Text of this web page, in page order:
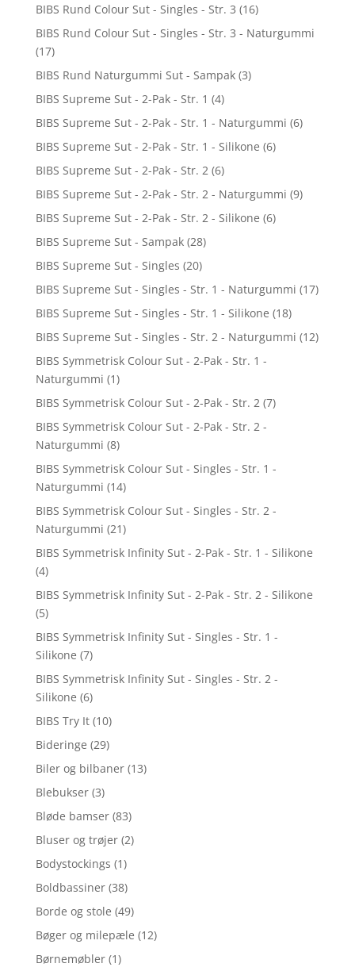
BIBS Rund Colour Sut - Singles - Str. 3 (16)
BIBS Rund Colour Sut - Singles - Str. 3 - Naturgummi
(17)
BIBS Rund Naturgummi Sut - Sampak (3)
BIBS Supreme Sut - 2-Pak - Str. 1 (4)
BIBS Supreme Sut - 2-Pak - Str. 1 - Naturgummi (6)
BIBS Supreme Sut - 2-Pak - Str. 1 - Silikone (6)
BIBS Supreme Sut - 2-Pak - Str. 2 (6)
BIBS Supreme Sut - 2-Pak - Str. 2 - Naturgummi (9)
BIBS Supreme Sut - 2-Pak - Str. 2 - Silikone (6)
BIBS Supreme Sut - Sampak (28)
BIBS Supreme Sut - Singles (20)
BIBS Supreme Sut - Singles - Str. 1 - Naturgummi (17)
BIBS Supreme Sut - Singles - Str. 1 - Silikone (18)
BIBS Supreme Sut - Singles - Str. 2 - Naturgummi (12)
BIBS Symmetrisk Colour Sut - 2-Pak - Str. 1 -
Naturgummi (1)
BIBS Symmetrisk Colour Sut - 2-Pak - Str. 2 (7)
BIBS Symmetrisk Colour Sut - 2-Pak - Str. 2 -
Naturgummi (8)
BIBS Symmetrisk Colour Sut - Singles - Str. 1 -
Naturgummi (14)
BIBS Symmetrisk Colour Sut - Singles - Str. 2 -
Naturgummi (21)
BIBS Symmetrisk Infinity Sut - 2-Pak - Str. 1 - Silikone
(4)
BIBS Symmetrisk Infinity Sut - 2-Pak - Str. 2 - Silikone
(5)
BIBS Symmetrisk Infinity Sut - Singles - Str. 1 -
Silikone (7)
BIBS Symmetrisk Infinity Sut - Singles - Str. 2 -
Silikone (6)
BIBS Try It (10)
Bideringe (29)
Biler og bilbaner (13)
Blebukser (3)
Bløde bamser (83)
Bluser og trøjer (2)
Bodystockings (1)
Boldbassiner (38)
Borde og stole (49)
Bøger og milepæle (12)
Børnemøbler (1)